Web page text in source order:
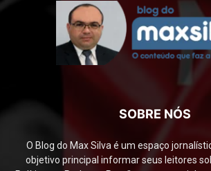
SOBRE NÓS
O Blog do Max Silva é um espaço
objetivo principal informar seus leitores